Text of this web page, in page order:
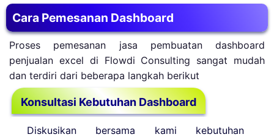
Cara Pemesanan Dashboard
Proses pemesanan jasa pembuatan dashboard
penjualan excel di Flowdi Consulting sangat mudah
dan terdiri dari beberapa langkah berikut
Konsultasi Kebutuhan Dashboard
Diskusikan bersama kami kebutuhan